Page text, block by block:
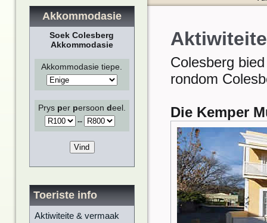
Akkommodasie
Soek Colesberg
Akkommodasie
Akkommodasie tiepe.
Prys per persoon deel.
--
Toeriste info
Aktiwiteite & vermaak
Colesberg
rondom
Die Kemper